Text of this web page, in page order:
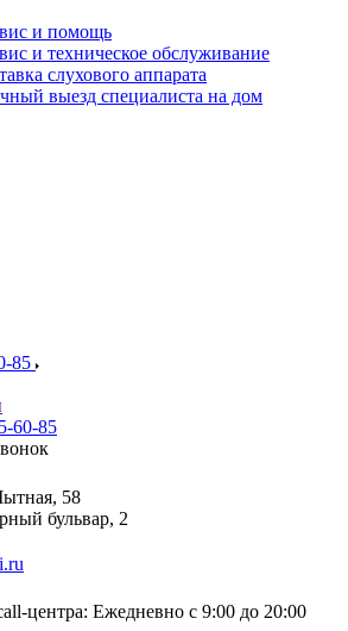
и помощь
и техническое обслуживание
слухового аппарата
выезд специалиста на дом
85
60-85
58
бульвар, 2
центра: Ежедневно с 9:00 до 20:00